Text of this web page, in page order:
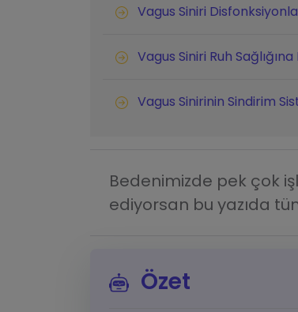
Vagus Siniri
Vagus Siniri Ruh
Vagus Sinirinin Sindirim
Bedenimizde pek çok
ediyorsan bu yazıda
Özet